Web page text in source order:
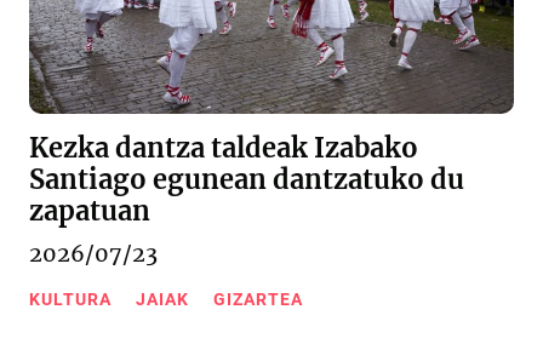
Kezka dantza taldeak Izabako
Santiago egunean dantzatuko du
zapatuan
2026/07/23
KULTURA JAIAK GIZARTEA